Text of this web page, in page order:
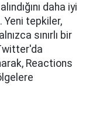
daha iyi
Yeni tepkiler,
sınırlı bir
Reactions